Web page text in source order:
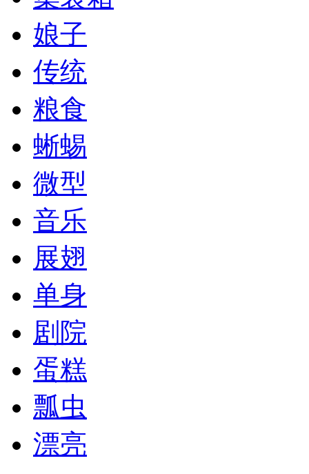
娘子
传统
粮食
蜥蜴
微型
音乐
展翅
单身
剧院
蛋糕
瓢虫
漂亮